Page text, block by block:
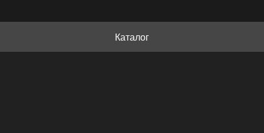
Каталог